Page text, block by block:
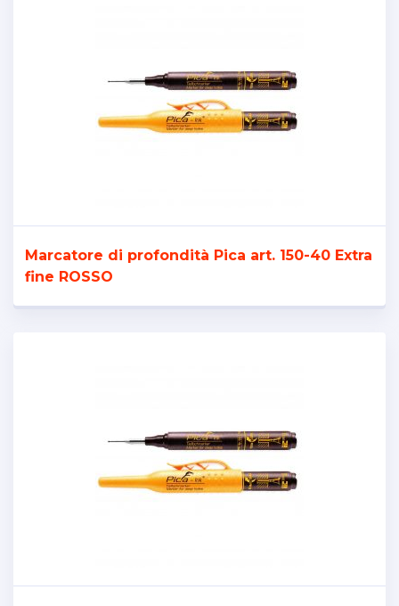
Marcatore di profondità Pica art. 150-40 Extra
fine ROSSO